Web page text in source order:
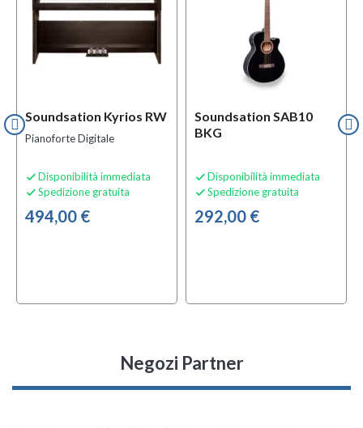
Soundsation Kyrios RW
Pianoforte Digitale
 Disponibilità immediata
 Spedizione gratuita
494,00 €
Soundsation SAB10
BKG
 Disponibilità immediata
 Spedizione gratuita
292,00 €
Negozi Partner